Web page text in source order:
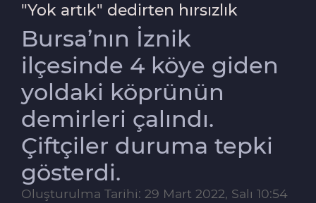
"Yok artık" dedirten hırsızlık
Bursa’nın İznik
ilçesinde 4 köye giden
yoldaki köprünün
demirleri çalındı.
Çiftçiler duruma tepki
gösterdi.
Oluşturulma Tarihi: 29 Mart 2022, Salı 10:54